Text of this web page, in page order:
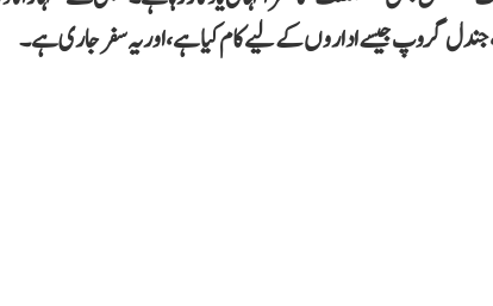
تک ’نیکسس پلس کنسلٹنٹ‘ کا سفر انتہائی یادگار رہا ہے۔ کمپنی نے
جندل گروپ جیسے اداروں کے لیے کام کیا ہے، اور یہ سفر جاری ہے۔